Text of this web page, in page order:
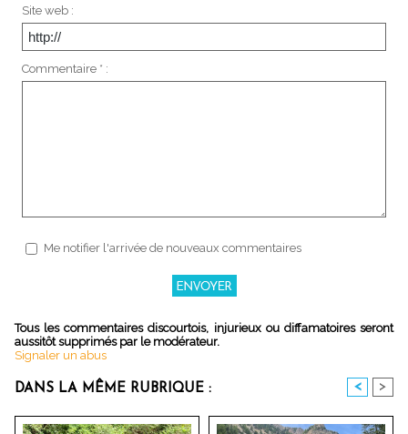
Site web :
Commentaire * :
Me notifier l'arrivée de nouveaux commentaires
Tous les commentaires discourtois, injurieux ou diffamatoires seront
aussitôt supprimés par le modérateur.
Signaler un abus
DANS LA MÊME RUBRIQUE : < >